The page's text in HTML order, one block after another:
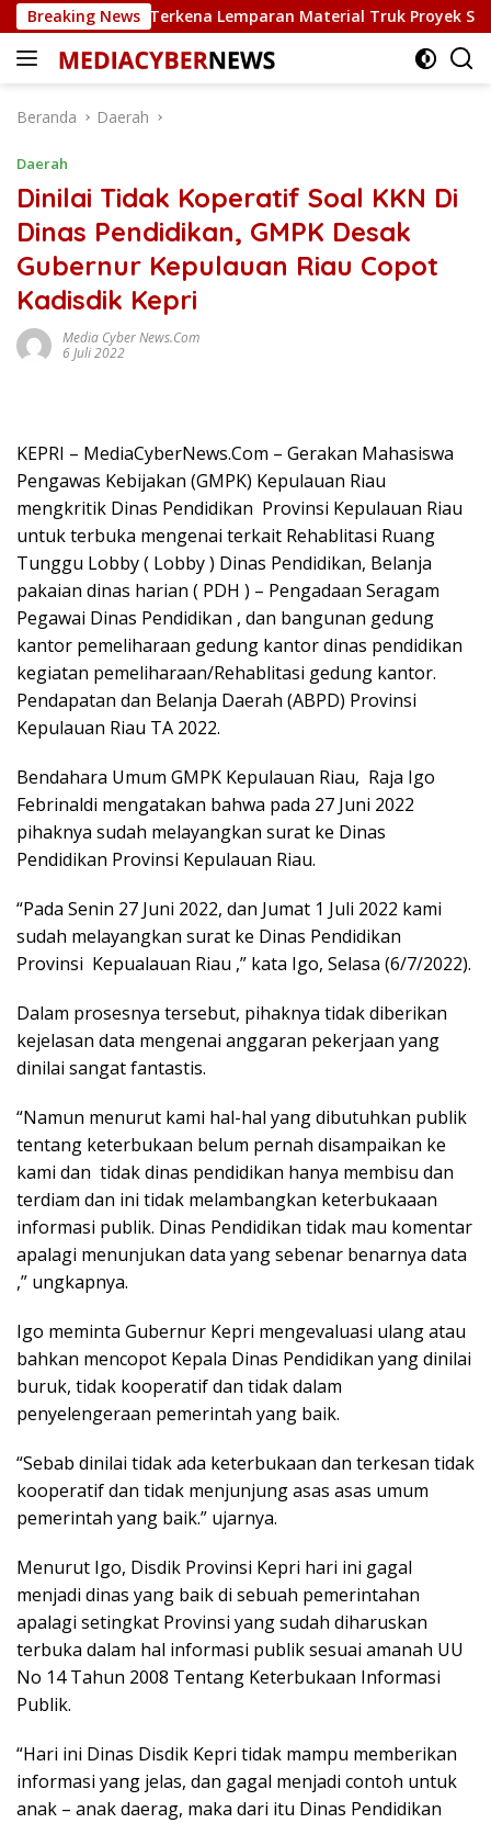
Langsung
ke
konten
Breaking News
Rusak Terkena Lemparan Material Truk Proyek Sekolah
Beranda Daerah
Daerah
Dinilai Tidak Koperatif Soal KKN Di
Dinas Pendidikan, GMPK Desak
Gubernur Kepulauan Riau Copot
Kadisdik Kepri
Media Cyber News.Com
6 Juli 2022
KEPRI – MediaCyberNews.Com – Gerakan Mahasiswa
Pengawas Kebijakan (GMPK) Kepulauan Riau
mengkritik Dinas Pendidikan Provinsi Kepulauan Riau
untuk terbuka mengenai terkait Rehablitasi Ruang
Tunggu Lobby ( Lobby ) Dinas Pendidikan, Belanja
pakaian dinas harian ( PDH ) – Pengadaan Seragam
Pegawai Dinas Pendidikan , dan bangunan gedung
kantor pemeliharaan gedung kantor dinas pendidikan
kegiatan pemeliharaan/Rehablitasi gedung kantor.
Pendapatan dan Belanja Daerah (ABPD) Provinsi
Kepulauan Riau TA 2022.
Bendahara Umum GMPK Kepulauan Riau, Raja Igo
Febrinaldi mengatakan bahwa pada 27 Juni 2022
pihaknya sudah melayangkan surat ke Dinas
Pendidikan Provinsi Kepulauan Riau.
“Pada Senin 27 Juni 2022, dan Jumat 1 Juli 2022 kami
sudah melayangkan surat ke Dinas Pendidikan
Provinsi Kepualauan Riau ,” kata Igo, Selasa (6/7/2022).
Dalam prosesnya tersebut, pihaknya tidak diberikan
kejelasan data mengenai anggaran pekerjaan yang
dinilai sangat fantastis.
“Namun menurut kami hal-hal yang dibutuhkan publik
tentang keterbukaan belum pernah disampaikan ke
kami dan tidak dinas pendidikan hanya membisu dan
terdiam dan ini tidak melambangkan keterbukaaan
informasi publik. Dinas Pendidikan tidak mau komentar
apalagi menunjukan data yang sebenar benarnya data
,” ungkapnya.
Igo meminta Gubernur Kepri mengevaluasi ulang atau
bahkan mencopot Kepala Dinas Pendidikan yang dinilai
buruk, tidak kooperatif dan tidak dalam
penyelengeraan pemerintah yang baik.
“Sebab dinilai tidak ada keterbukaan dan terkesan tidak
kooperatif dan tidak menjunjung asas asas umum
pemerintah yang baik.” ujarnya.
Menurut Igo, Disdik Provinsi Kepri hari ini gagal
menjadi dinas yang baik di sebuah pemerintahan
apalagi setingkat Provinsi yang sudah diharuskan
terbuka dalam hal informasi publik sesuai amanah UU
No 14 Tahun 2008 Tentang Keterbukaan Informasi
Publik.
“Hari ini Dinas Disdik Kepri tidak mampu memberikan
informasi yang jelas, dan gagal menjadi contoh untuk
anak – anak daerag, maka dari itu Dinas Pendidikan